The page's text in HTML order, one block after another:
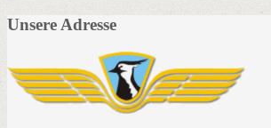
Unsere Adresse